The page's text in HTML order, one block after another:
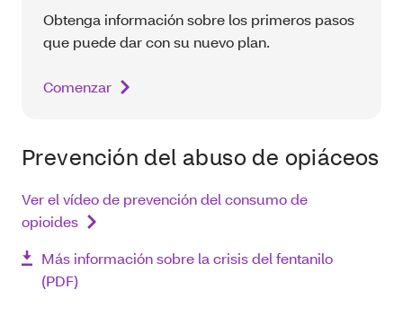
Obtenga información sobre los primeros pasos
que puede dar con su nuevo plan.
Comenzar
Prevención del abuso de opiáceos
Ver el vídeo de prevención del consumo de
opioides
Más información sobre la crisis del fentanilo
(PDF)